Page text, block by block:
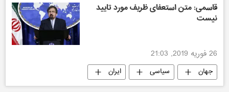
قاسمی: متن استعفای ظریف مورد تایید
نیست
26 فوریه 2019, 21:03
جهان سیاسی ایران